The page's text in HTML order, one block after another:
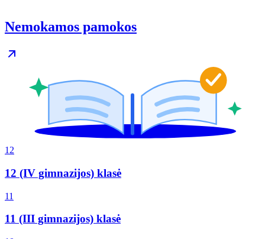
Nemokamos pamokos
12
12 (IV gimnazijos) klasė
11
11 (III gimnazijos) klasė